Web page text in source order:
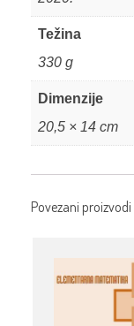
Težina
330 g
Dimenzije
20,5 × 14 cm
Povezani proizvodi